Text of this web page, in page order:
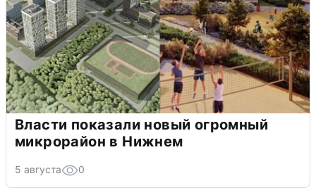
Власти показали новый огромный
микрорайон в Нижнем
5 августа 0